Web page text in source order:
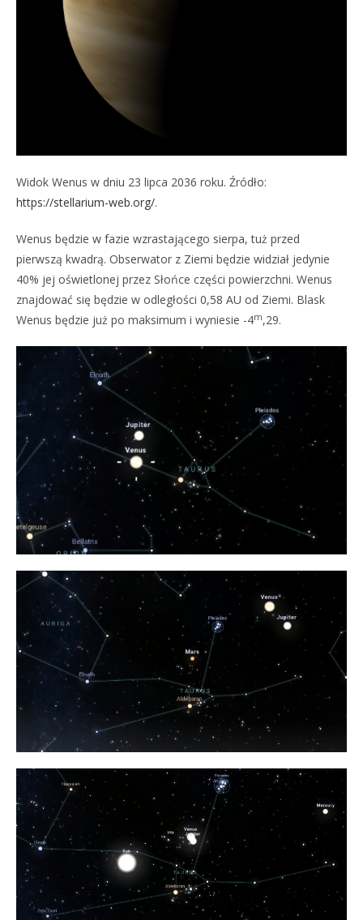
Widok Wenus w dniu 23 lipca 2036 roku. Źródło:
https://stellarium-web.org/.
Wenus będzie w fazie wzrastającego sierpa, tuż przed
pierwszą kwadrą. Obserwator z Ziemi będzie widział jedynie
40% jej oświetlonej przez Słońce części powierzchni. Wenus
znajdować się będzie w odległości 0,58 AU od Ziemi. Blask
Wenus będzie już po maksimum i wyniesie -4m,29.